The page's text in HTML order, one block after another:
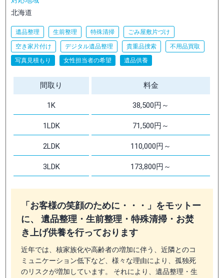
北海道
遺品整理 生前整理 特殊清掃 ごみ屋敷片づけ
空き家片付け デジタル遺品整理 貴重品捜索
不用品買取
写真見積もり
女性担当者の希望 遺品供養
間取り 料金
1K 38,500円～
1LDK 71,500円～
2LDK 110,000円～
3LDK 173,800円～
「お客様の笑顔のために・・・」をモットー
に、 遺品整理・生前整理・特殊清掃・お焚
き上げ供養を行っております
近年では、核家族化や高齢者の増加に伴う、近隣とのコ
ミュニケーション低下など、様々な理由により、孤独死
のリスクが増加しています。 それにより、遺品整理・生